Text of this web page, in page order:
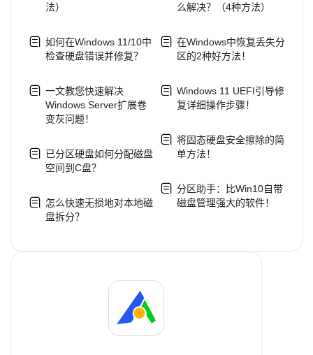
法）
如何在Windows 11/10中
检查硬盘错误并修复？
一文教您快速解决
Windows Server扩展卷
变灰问题！
已分区硬盘如何分配磁盘
空间到C盘？
怎么快速无损地对本地磁
盘拆分？
么解决？（4种方法）
在Windows中恢复丢失分
区的2种好方法！
Windows 11 UEFI引导修
复详细操作步骤！
将固态硬盘安全擦除的简
单方法！
分区助手：比Win10自带
磁盘管理强大的软件！